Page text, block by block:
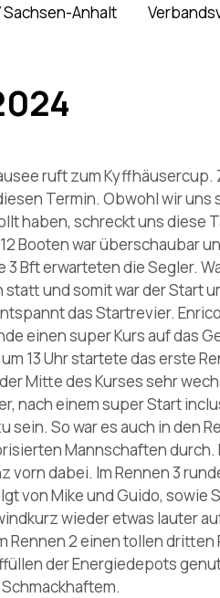
Sachsen-Anhalt
ruft zum Kyffhäusercup.
Termin. Obwohl wir uns
haben, schreckt uns diese
Booten war überschaubar
Bft erwarteten die Segler.
und somit war der Start
das Startrevier.
einen super Kurs auf das
13 Uhr startete das erste
Mitte des Kurses sehr
nach einem super Start
sein. So war es auch in den
Mannschaften durch.
vorn dabei. Im Rennen 3
von Mike und Guido, sowie
wieder etwas lauter
Rennen 2 einen tollen dritten
der Energiedepots